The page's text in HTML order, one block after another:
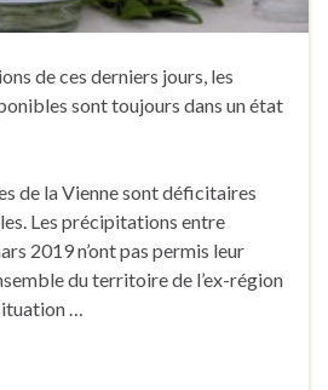
de ces derniers jours, les
sont toujours dans un état
de la Vienne sont déficitaires
Les précipitations entre
2019 n’ont pas permis leur
du territoire de l’ex-région
…